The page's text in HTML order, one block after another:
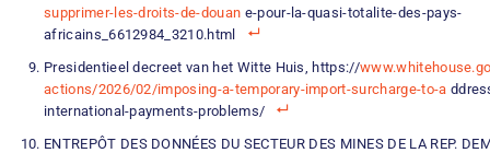
supprimer-les-droits-de-douan e-pour-la-quasi-totalite-des-pays-
africains_6612984_3210.html
Presidentieel decreet van het Witte Huis, https://
actions/2026/02/imposing-a-temporary-import-surcharge-to-a
international-payments-problems/
ENTREPÔT DES DONNÉES DU SECTEUR DES MINES DE LA REP.